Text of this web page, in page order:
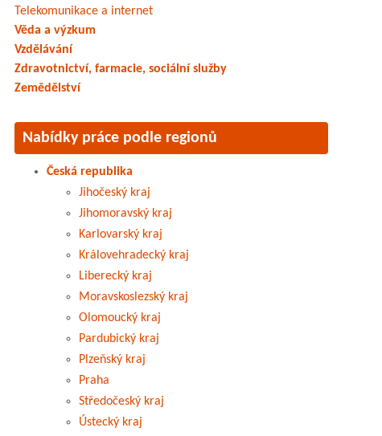
Telekomunikace a internet
Věda a výzkum
Vzdělávání
Zdravotnictví, farmacie, sociální služby
Zemědělství
Nabídky práce podle regionů
Česká republika
Jihočeský kraj
Jihomoravský kraj
Karlovarský kraj
Královehradecký kraj
Liberecký kraj
Moravskoslezský kraj
Olomoucký kraj
Pardubický kraj
Plzeňský kraj
Praha
Středočeský kraj
Ústecký kraj